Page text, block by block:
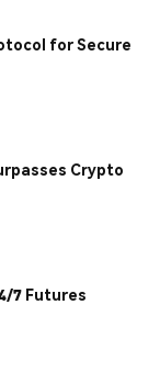
for Secure
Crypto
7 Futures